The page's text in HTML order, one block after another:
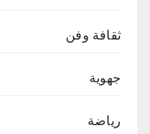
ثقافة وفن
جهوية
رياضة